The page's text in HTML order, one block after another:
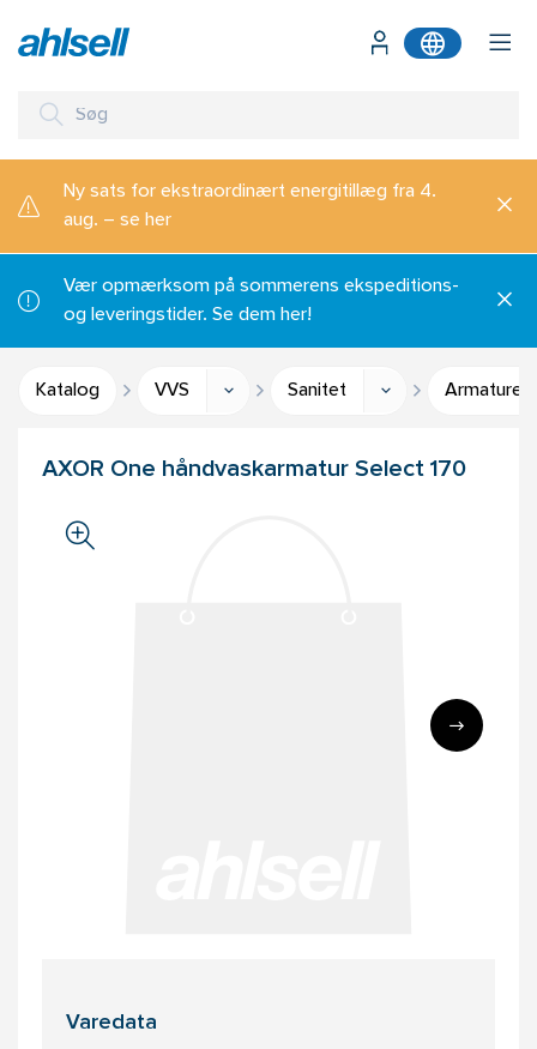
Ny sats for ekstraordinært energitillæg fra 4.
aug. – se her
Vær opmærksom på sommerens ekspeditions-
og leveringstider. Se dem her!
Katalog VVS Sanitet Armaturer
AXOR One håndvaskarmatur Select 170
Varedata